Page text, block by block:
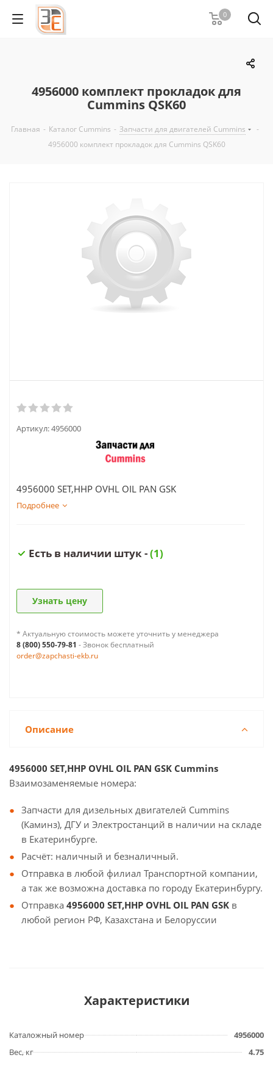
0
4956000 комплект прокладок для
Cummins QSK60
Главная - Каталог Cummins - Запчасти для двигателей Cummins
-
4956000 комплект прокладок для Cummins QSK60
Артикул:4956000
4956000 SET,HHP OVHL OIL PAN GSK
Подробнее
Есть в наличии штук -(1)
Узнать цену
* Актуальную стоимость можете уточнить у менеджера
8 (800) 550-79-81 - Звонок бесплатный
order@zapchasti-ekb.ru
Описание
4956000 SET,HHP OVHL OIL PAN GSK Cummins
Взаимозаменяемые номера:
Запчасти для дизельных двигателей Cummins
(Каминз), ДГУ и Электростанций в наличии на складе
в Екатеринбурге.
Расчёт: наличный и безналичный.
Отправка в любой филиал Транспортной компании,
а так же возможна доставка по городу Екатеринбургу.
Отправка 4956000 SET,HHP OVHL OIL PAN GSK в
любой регион РФ, Казахстана и Белоруссии
Характеристики
Каталожный номер
4956000
Вес, кг
4.75